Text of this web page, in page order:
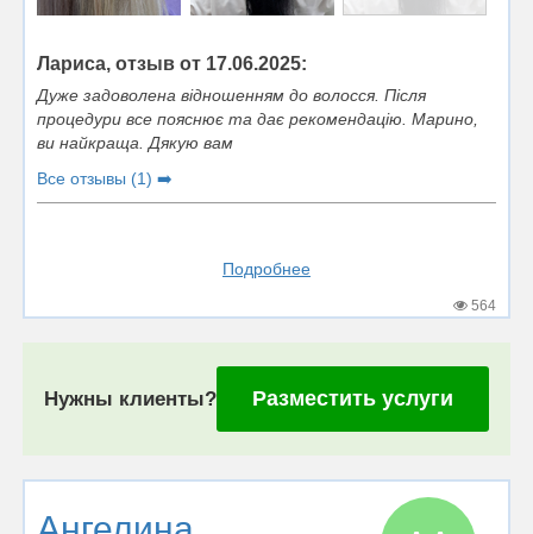
Лариса, отзыв от 17.06.2025:
Дуже задоволена відношенням до волосся. Після
процедури все пояснює та дає рекомендацію. Марино,
ви найкраща. Дякую вам
Все отзывы (1) ➡️
Подробнее
564
Нужны клиенты? Разместить услуги